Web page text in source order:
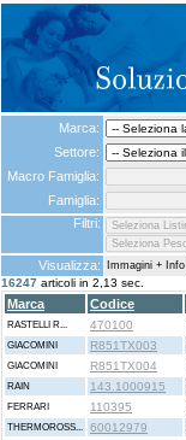
Marca:
Settore:
Macro Famiglia:
Famiglia:
Filtri:
Visualizza: Immagini + Info
16247 articoli in 2,13 sec.
Marca Codice
RASTELLI R... 470100
GIACOMINI R851TX003
GIACOMINI R851TX004
RAIN 143.1000915
FERRARI 110395
THERMOROSS... 60012979